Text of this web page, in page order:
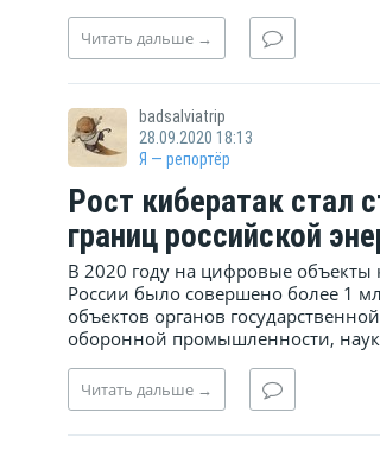
Читать дальше →
badsalviatrip
28.09.2020 18:13
Я — репортёр
Рост кибератак стал
границ российской
В 2020 году на цифровые
России было совершено более 1
объектов органов
оборонной промышленности,
Читать дальше →